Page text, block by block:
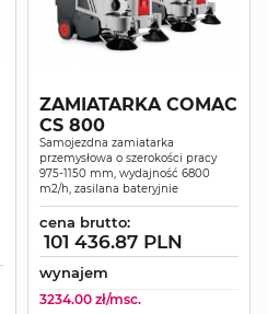
ZAMIATARKA COMAC
CS 800
Samojezdna zamiatarka
przemysłowa o szerokości pracy
975-1150 mm, wydajność 6800
m2/h, zasilana bateryjnie
cena brutto:
101 436.87 PLN
wynajem
3234.00 zł/msc.